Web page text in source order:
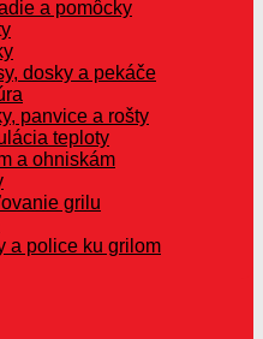
a pomôcky
dosky a pekáče
panvice a rošty
teploty
a ohniskám
grilu
a police ku grilom